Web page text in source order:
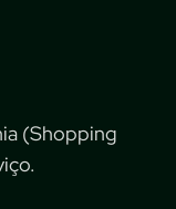
(Shopping